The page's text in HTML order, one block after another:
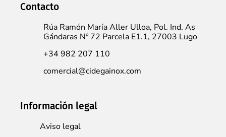
Contacto
Rúa Ramón María Aller Ulloa, Pol. Ind. As
Gándaras Nº 72 Parcela E1.1, 27003 Lugo
+34 982 207 110
comercial@cidegainox.com
Información legal
Aviso legal